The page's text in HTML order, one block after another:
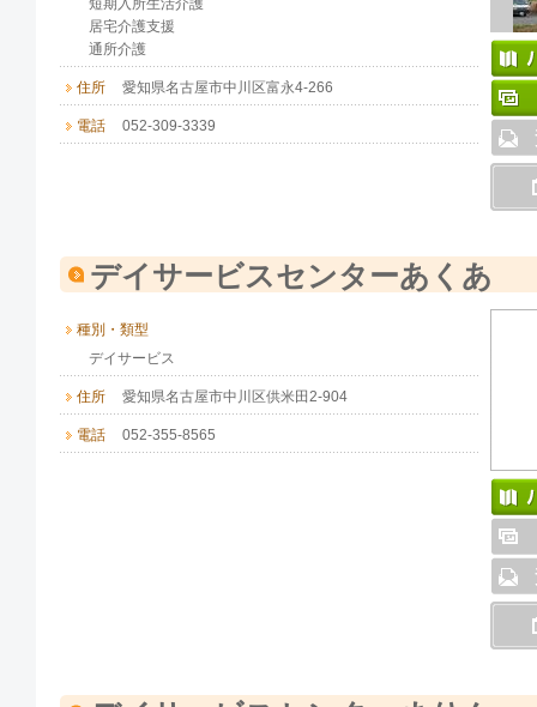
短期入所生活介護
居宅介護支援
通所介護
住所 愛知県名古屋市中川区富永4-266
電話 052-309-3339
デイサービスセンターあくあ
種別・類型
デイサービス
住所 愛知県名古屋市中川区供米田2-904
電話 052-355-8565